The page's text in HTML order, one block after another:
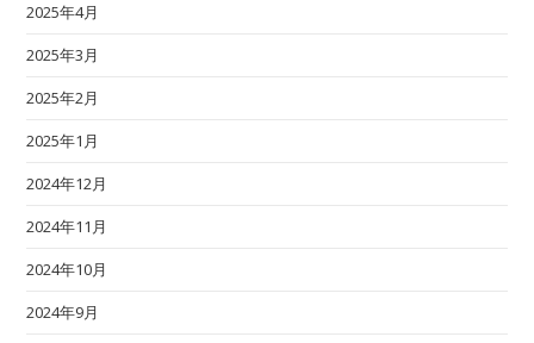
2025年4月
2025年3月
2025年2月
2025年1月
2024年12月
2024年11月
2024年10月
2024年9月